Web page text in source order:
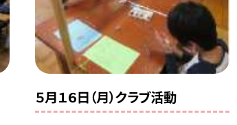
５月１６日（月）クラブ活動